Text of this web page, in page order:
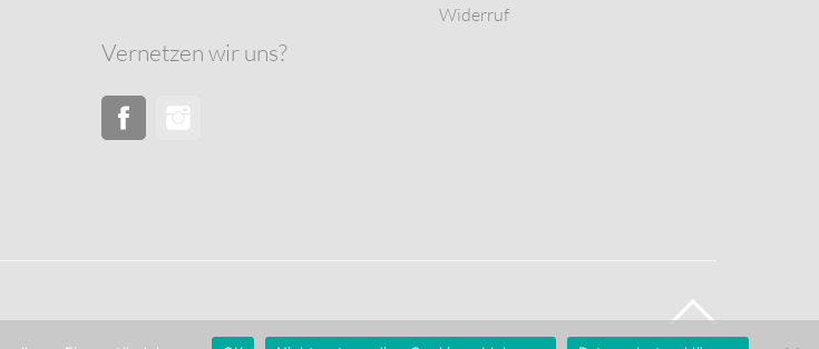
Vernetzen wir uns?
Widerruf